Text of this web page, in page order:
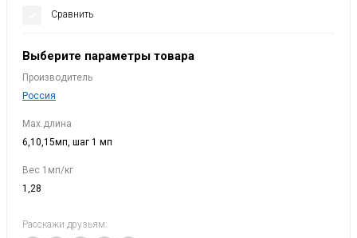
Сравнить
Выберите параметры товара
Производитель
Россия
Мах.длина
6,10,15мп, шаг 1 мп
Вес 1мп/кг
1,28
Расскажи друзьям: